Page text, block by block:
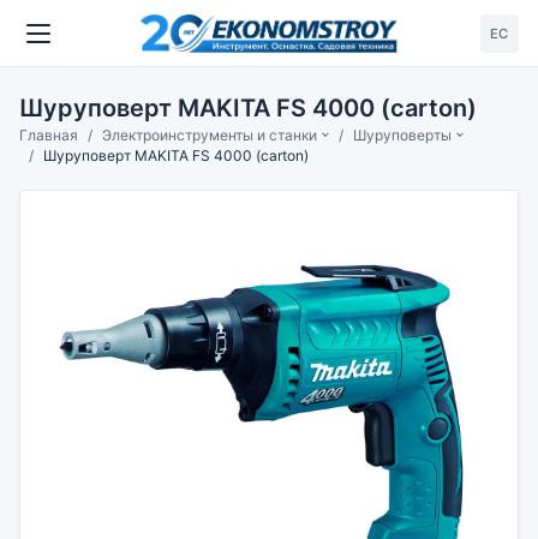
ЕС
Шуруповерт MAKITA FS 4000 (carton)
Главная Электроинструменты и станки
Шуруповерты
Шуруповерт MAKITA FS 4000 (carton)